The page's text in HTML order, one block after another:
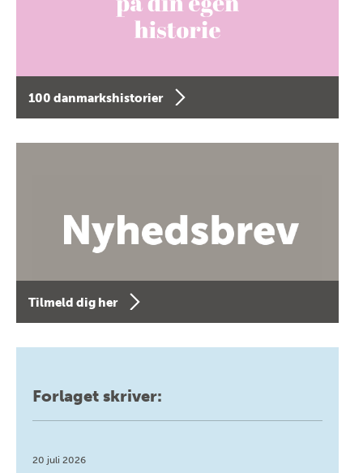
100 danmarkshistorier
Tilmeld dig her
Forlaget skriver:
20 juli 2026